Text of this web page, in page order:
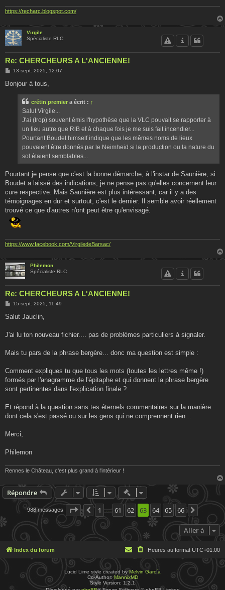
https://recharc.blogspot.com/
Virgile
Spécialiste RLC
Re: CHERCHEURS A L'ANCIENNE!
M
s
13 sept. 2025, 12:07
Bonjour à tous,
crétin premier a écrit : ↑
Salut Virgile...
J'ai (trop) souvent émis l'hypothèse que la VLC pouvait se rapporter à
un lieu autre que RlB et à chaque fois je me suis fait incendier...
Pourtant Boudet himself indique que les mêmes noms de lieux
pouvaient être donnés par le Neimheid si la production ou la nature du
sol étaient semblables...
Pourtant je pense que c'est la bonne démarche, à l'instar de Saunière, si
Boudet a laissé des indications, je ne pense pas qu'elles concernent leur
cure respective. Mais Saunière est plus intéressant, car il y a des
témoignages en dur et surtout, c'est le dernier. Il semble avoir réellement
trouvé ce que d'autres n'ont peut être qu'envisagé.
https://www.facebook.com/VirgiledeBarsac/
Philemon
Spécialiste RLC
Re: CHERCHEURS A L'ANCIENNE!
M
s
g
15 sept. 2025, 11:49
Salut Jauclin,
J'ai lu ton nouveau fichier.... pas de problèmes particuliers à signaler.
Mais tu pars de la phrase bergère... donc ma question est simple :
Comment expliques tu que tous les mots (toutes les lettres même !)
formés par l'anagramme de l'épitaphe et qui donnent la phrase bergère
sont pertinentes dans l'explication finale ?
Et répond à la question sans tes éternels commentaires sur la manière
dont cela s'est passé ou sur les gens qui ne comprennent rien...
Merci,
Philemon
Rennes le Château, c'est plus grand à l'intérieur !
Répondre Actions rapides de
988 messages Page 63 sur 66
Précédente
1 … 61 62 63 64 65 66 Suivante
Aller à
Index du forum Heures au format UTC+01:00
Lucid Lime style created byMelvin García
Co-Author:MannixMD
Style Version: 1.2.1